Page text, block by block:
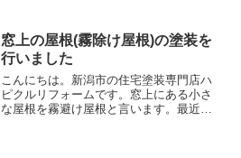
DIYで錆びているところだけ塗装されたよ
うです。しかしながら...
窓上の屋根(霧除け屋根)の塗装を
行いました
こんにちは。新潟市の住宅塗装専門店ハ
ピクルリフォームです。窓上にある小さ
な屋根を霧避け屋根と言います。最近の